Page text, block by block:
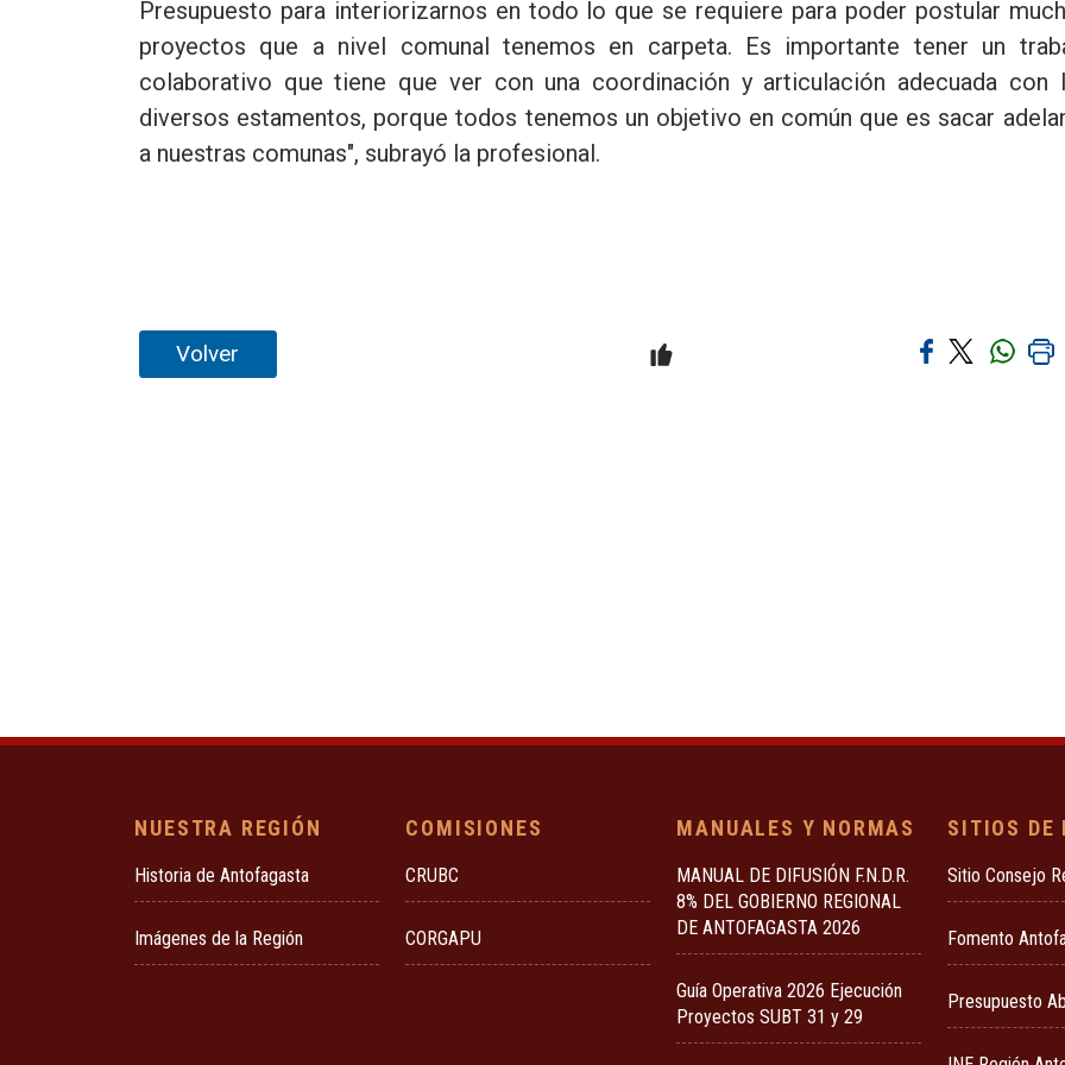
Presupuesto para interiorizarnos en todo lo que se requiere para poder postular
proyectos que a nivel comunal tenemos en carpeta. Es importante tener un
colaborativo que tiene que ver con una coordinación y articulación adecuada con
diversos estamentos, porque todos tenemos un objetivo en común que es sacar
a nuestras comunas", subrayó la profesional.
Volver
NUESTRA REGIÓN
Historia de Antofagasta
Imágenes de la Región
COMISIONES
CRUBC
CORGAPU
MANUALES Y NORMAS
MANUAL DE DIFUSIÓN F.N.D.R.
8% DEL GOBIERNO REGIONAL
DE ANTOFAGASTA 2026
Guía Operativa 2026 Ejecución
Proyectos SUBT 31 y 29
SITIOS DE
Sitio Consejo
Fomento
Presupuesto